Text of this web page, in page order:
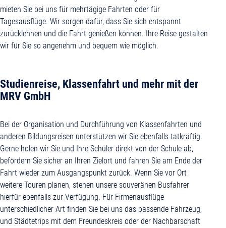
mieten Sie bei uns für mehrtägige Fahrten oder für
Tagesausflüge. Wir sorgen dafür, dass Sie sich entspannt
zurücklehnen und die Fahrt genießen können. Ihre Reise gestalten
wir für Sie so angenehm und bequem wie möglich.
Studienreise, Klassenfahrt und mehr mit der
MRV GmbH
Bei der Organisation und Durchführung von Klassenfahrten und
anderen Bildungsreisen unterstützen wir Sie ebenfalls tatkräftig.
Gerne holen wir Sie und Ihre Schüler direkt von der Schule ab,
befördern Sie sicher an Ihren Zielort und fahren Sie am Ende der
Fahrt wieder zum Ausgangspunkt zurück. Wenn Sie vor Ort
weitere Touren planen, stehen unsere souveränen Busfahrer
hierfür ebenfalls zur Verfügung. Für Firmenausflüge
unterschiedlicher Art finden Sie bei uns das passende Fahrzeug,
und Städtetrips mit dem Freundeskreis oder der Nachbarschaft